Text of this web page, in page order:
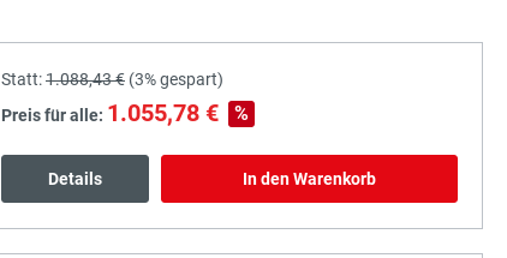
Statt:1.088,43 € (3%gespart)
Preis für alle: 1.055,78 € %
Details In den Warenkorb